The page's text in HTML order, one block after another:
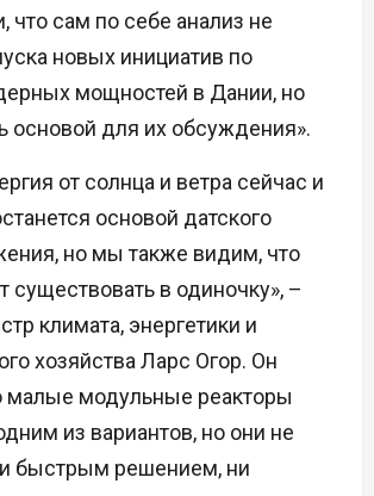
что сам по себе анализ не
новых инициатив по
мощностей в Дании, но
основой для их обсуждения».
от солнца и ветра сейчас и
основой датского
но мы также видим, что
существовать в одиночку», –
климата, энергетики и
хозяйства Ларс Огор. Он
малые модульные реакторы
из вариантов, но они не
быстрым решением, ни